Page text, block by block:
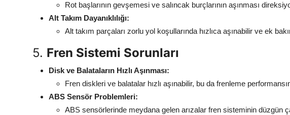
Rot başlarının gevşemesi ve salıncak burçlarının aşınması
Alt Takım Dayanıklılığı:
Alt takım parçaları zorlu yol koşullarında hızlıca aşınabilir ve ek
5. Fren Sistemi Sorunları
Disk ve Balataların Hızlı Aşınması:
Fren diskleri ve balatalar hızlı aşınabilir, bu da frenleme
ABS Sensör Problemleri:
ABS sensörlerinde meydana gelen arızalar fren sisteminin düzgün